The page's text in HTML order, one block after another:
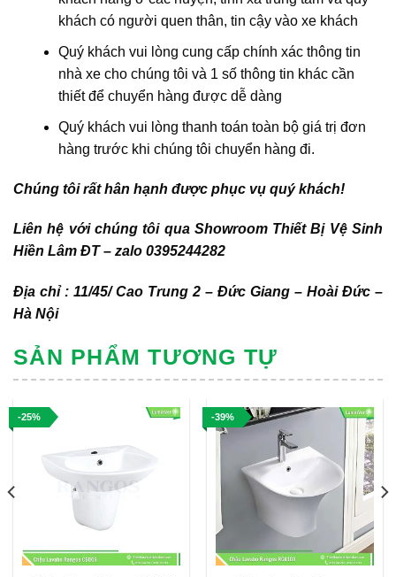
khách có người quen thân, tin cậy vào xe khách
Quý khách vui lòng cung cấp chính xác thông tin
nhà xe cho chúng tôi và 1 số thông tin khác cần
thiết để chuyển hàng được dễ dàng
Quý khách vui lòng thanh toán toàn bộ giá trị đơn
hàng trước khi chúng tôi chuyển hàng đi.
Chúng tôi rất hân hạnh được phục vụ quý khách!
Liên hệ với chúng tôi qua Showroom Thiết Bị Vệ Sinh
Hiền Lâm ĐT – zalo 0395244282
Địa chỉ : 11/45/ Cao Trung 2 – Đức Giang – Hoài Đức –
Hà Nội
SẢN PHẨM TƯƠNG TỰ
-25% -39%